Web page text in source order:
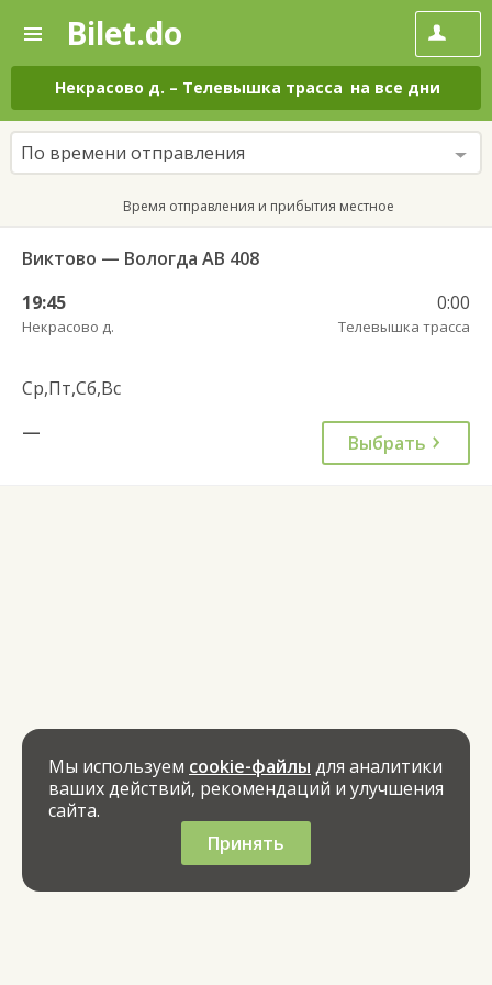
—
Поиск
и
покупка
билетов
на
автобус
онлайн
Bilet.do
Некрасово д. – Телевышка трасса на все дни
По времени отправления
Время отправления и прибытия местное
Виктово — Вологда АВ 408
19:45
Некрасово д.
0:00
Телевышка трасса
Ср,Пт,Сб,Вс
—
Выбрать
Мы используем cookie-файлы для аналитики
ваших действий, рекомендаций и улучшения
сайта.
Принять